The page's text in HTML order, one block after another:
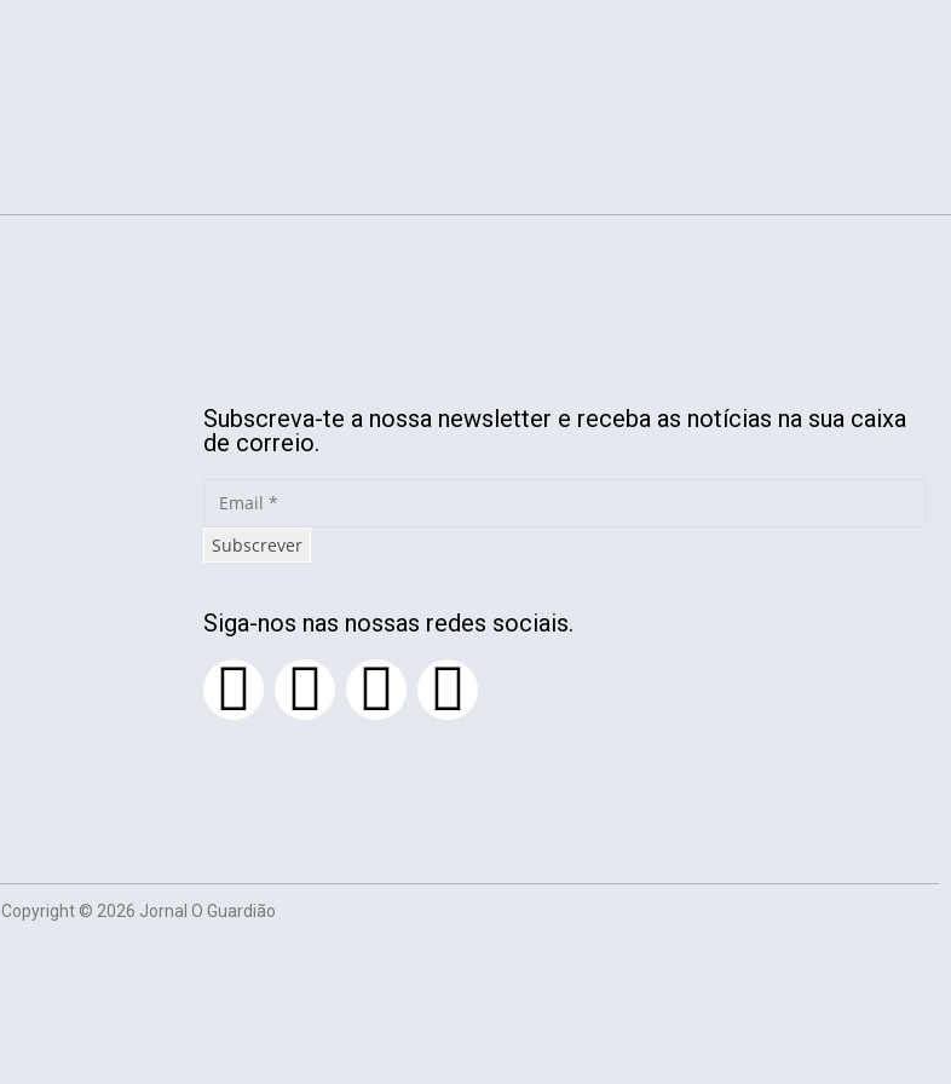
Subscreva-te a nossa newsletter e receba as notícias na sua caixa
de correio.
Subscrever
Siga-nos nas nossas redes sociais.
Copyright © 2026 Jornal O Guardião